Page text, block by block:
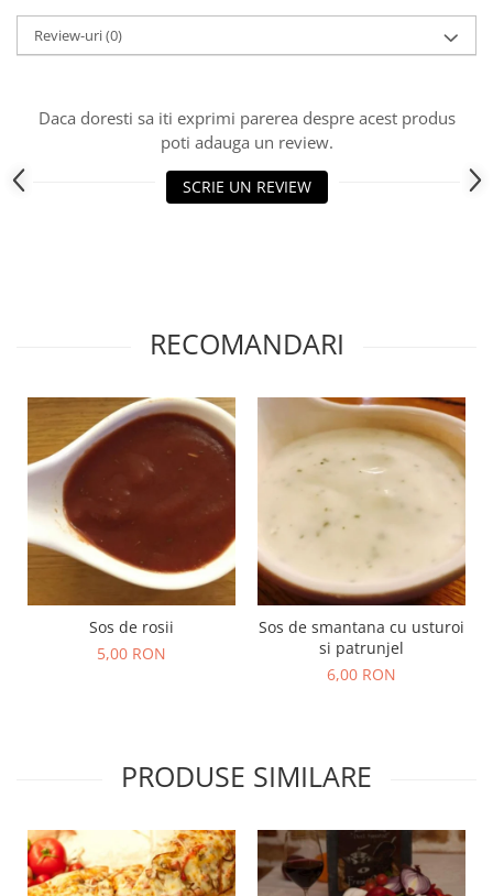
Review-uri(0)
Daca doresti sa iti exprimi parerea despre acest produs
poti adauga un review.
SCRIE UN REVIEW
RECOMANDARI
Sos de rosii
5,00 RON
Sos de smantana cu usturoi
si patrunjel
6,00 RON
PRODUSE SIMILARE